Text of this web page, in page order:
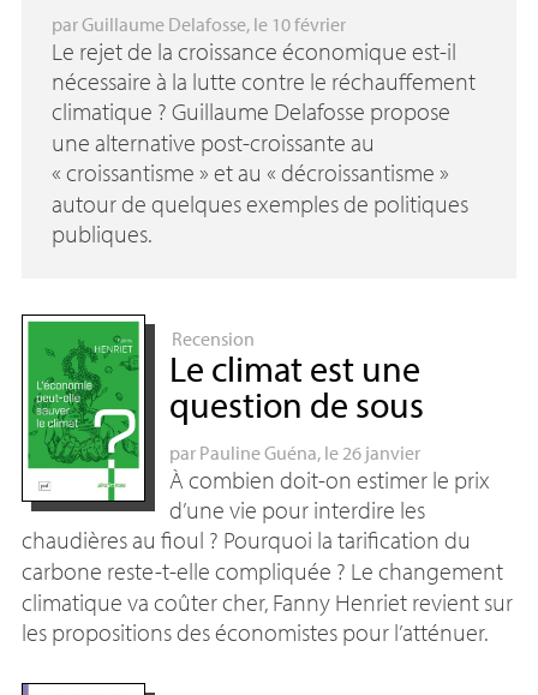
parGuillaume Delafosse, le 10 février
Le rejet de la croissance économique est-il
nécessaire à la lutte contre le réchauffement
climatique ? Guillaume Delafosse propose
une alternative post-croissante au
« croissantisme » et au « décroissantisme »
autour de quelques exemples de politiques
publiques.
Recension
Le climat est une
question de sous
par Pauline Guéna, le 26 janvier
À combien doit-on estimer le prix
d’une vie pour interdire les
chaudières au fioul ? Pourquoi la tarification du
carbone reste-t-elle compliquée ? Le changement
climatique va coûter cher, Fanny Henriet revient sur
les propositions des économistes pour l’atténuer.